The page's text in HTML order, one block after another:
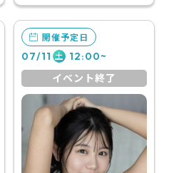
開催予定日
07/11 土 12:00~
イベント終了